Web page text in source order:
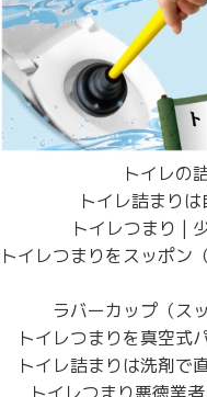
トイレの
トイレ詰まり
トイレつまり |
トイレつまりをスッポン
ラバーカップ（ス
トイレつまりを真空式
トイレ詰まりは洗剤で